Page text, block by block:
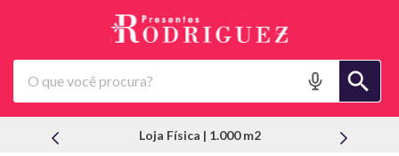
O que você procura?
Loja Física | 1.000 m2